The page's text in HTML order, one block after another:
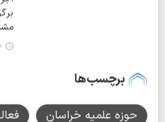
برچسب‌ها
حوزه علمیه خراسان